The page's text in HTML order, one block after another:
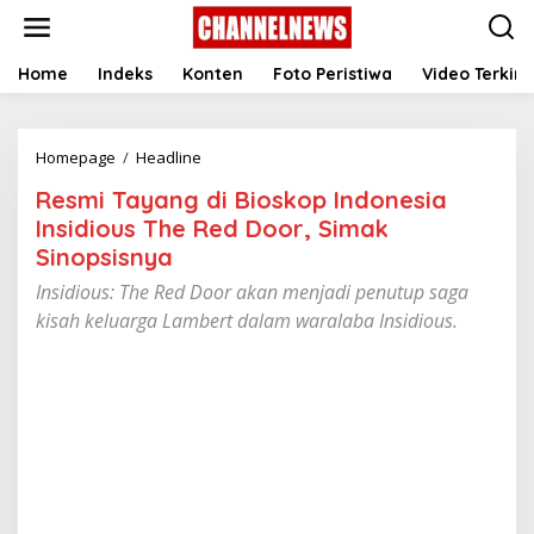
t
Home Indeks Konten Foto Peristiwa Video Terkini
Homepage / Headline
s
m
i
a
a
Resmi Tayang di Bioskop Indonesia
Insidious The Red Door, Simak
Sinopsisnya
Insidious: The Red Door akan menjadi penutup saga
kisah keluarga Lambert dalam waralaba Insidious.